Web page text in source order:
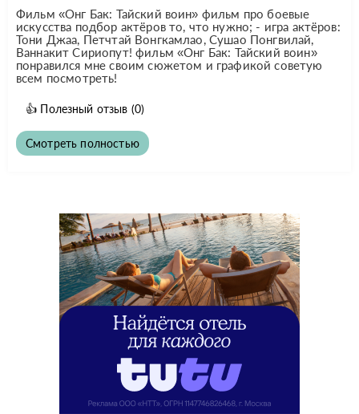
Фильм «Онг Бак: Тайский воин» фильм про боевые
искусства подбор актёров то, что нужно; - игра актёров:
Тони Джаа, Петчтай Вонгкамлао, Сушао Понгвилай,
Ваннакит Сириопут! фильм «Онг Бак: Тайский воин»
понравился мне своим сюжетом и графикой советую
всем посмотреть!
👍 Полезный отзыв (0)
Смотреть полностью